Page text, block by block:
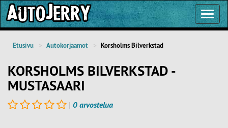
Etusivu Autokorjaamot Korsholms Bilverkstad
KORSHOLMS BILVERKSTAD -
MUSTASAARI
| 0 arvostelua